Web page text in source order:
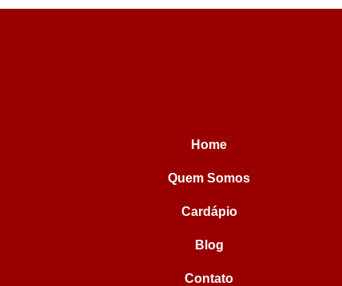
Home
Quem Somos
Cardápio
Blog
Contato